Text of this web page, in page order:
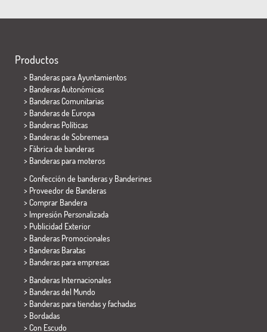
Productos
> Banderas para Ayuntamientos
> Banderas Autonómicas
> Banderas Comunitarias
> Banderas de Europa
> Banderas Políticas
> Banderas de Sobremesa
> Fábrica de banderas
> Banderas para moteros
> Confección de banderas y Banderines
> Proveedor de Banderas
> Comprar Bandera
> Impresión Personalizada
> Publicidad Exterior
> Banderas Promocionales
> Banderas Baratas
> Banderas para empresas
> Banderas Internacionales
> Banderas del Mundo
> Banderas para tiendas y fachadas
> Bordadas
> Con Escudo